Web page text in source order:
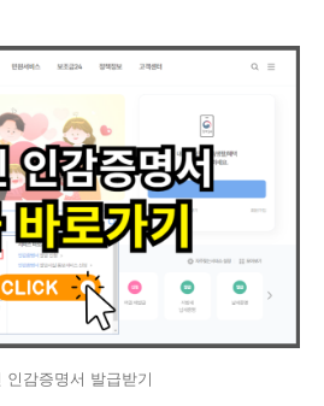
인감증명서 발급받기